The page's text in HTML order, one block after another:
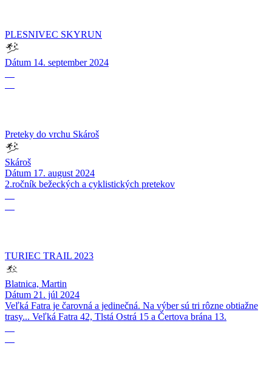
PLESNIVEC SKYRUN
Dátum 14. september 2024
Preteky do vrchu Skároš
Skároš
Dátum 17. august 2024
2.ročník bežeckých a cyklistických pretekov
TURIEC TRAIL 2023
Blatnica, Martin
Dátum 21. júl 2024
Veľká Fatra je čarovná a jedinečná. Na výber sú tri rôzne obtiažne
trasy... Veľká Fatra 42, Tlstá Ostrá 15 a Čertova brána 13.